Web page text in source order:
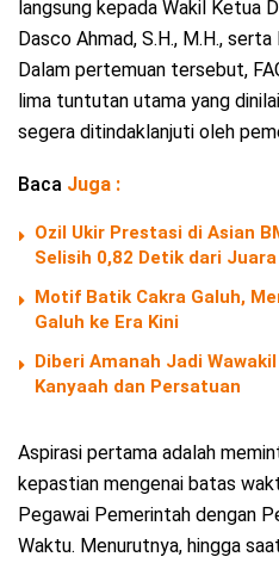
langsung kepada Wakil Ketua
Dasco Ahmad, S.H., M.H.,
Dalam pertemuan tersebut,
lima tuntutan utama yang
segera ditindaklanjuti oleh
Baca Juga :
Ozil Ukir Prestasi di Asian
Selisih 0,82 Detik dari
Motif Batik Cakra Galuh,
Galuh ke Era Kini
Diberi Amanah Jadi
Kanyaah dan Persatuan
Aspirasi pertama adalah
kepastian mengenai batas
Pegawai Pemerintah dengan
Waktu. Menurutnya, hingga